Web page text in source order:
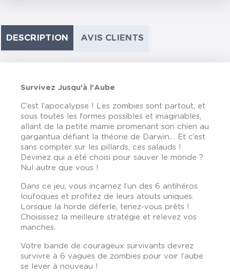
DESCRIPTION AVIS CLIENTS
Survivez Jusqu'à l'Aube
C’est l’apocalypse ! Les zombies sont partout, et
sous toutes les formes possibles et imaginables,
allant de la petite mamie promenant son chien au
gargantua défiant la théorie de Darwin… Et c’est
sans compter sur les pillards, ces salauds !
Devinez qui a été choisi pour sauver le monde ?
Nul autre que vous !
Dans ce jeu, vous incarnez l’un des 6 antihéros
loufoques et profitez de leurs atouts uniques.
Lorsque la horde déferle, tenez-vous prêts !
Choisissez la meilleure stratégie et relevez vos
manches.
Votre bande de courageux survivants devrez
survivre à 6 vagues de zombies pour voir l’aube
se lever à nouveau !